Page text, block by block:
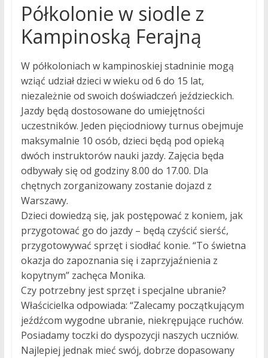
Półkolonie w siodle z
Kampinoską Ferajną
W półkoloniach w kampinoskiej stadninie mogą
wziąć udział dzieci w wieku od 6 do 15 lat,
niezależnie od swoich doświadczeń jeździeckich.
Jazdy będą dostosowane do umiejętności
uczestników. Jeden pięciodniowy turnus obejmuje
maksymalnie 10 osób, dzieci będą pod opieką
dwóch instruktorów nauki jazdy. Zajęcia będa
odbywały się od godziny 8.00 do 17.00. Dla
chętnych zorganizowany zostanie dojazd z
Warszawy.
Dzieci dowiedzą się, jak postępować z koniem, jak
przygotować go do jazdy – będą czyścić sierść,
przygotowywać sprzęt i siodłać konie. “To świetna
okazja do zapoznania się i zaprzyjaźnienia z
kopytnym” zachęca Monika.
Czy potrzebny jest sprzęt i specjalne ubranie?
Właścicielka odpowiada: “Zalecamy początkującym
jeźdźcom wygodne ubranie, niekrępujące ruchów.
Posiadamy toczki do dyspozycji naszych uczniów.
Najlepiej jednak mieć swój, dobrze dopasowany